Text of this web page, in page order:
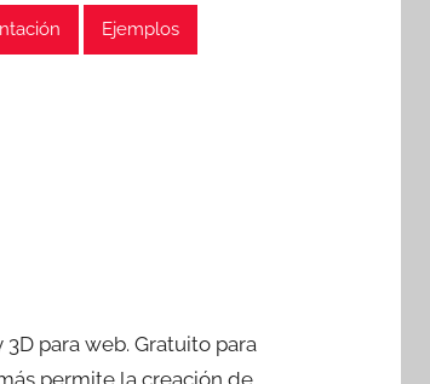
Ejemplos
para web. Gratuito para
permite la creación de